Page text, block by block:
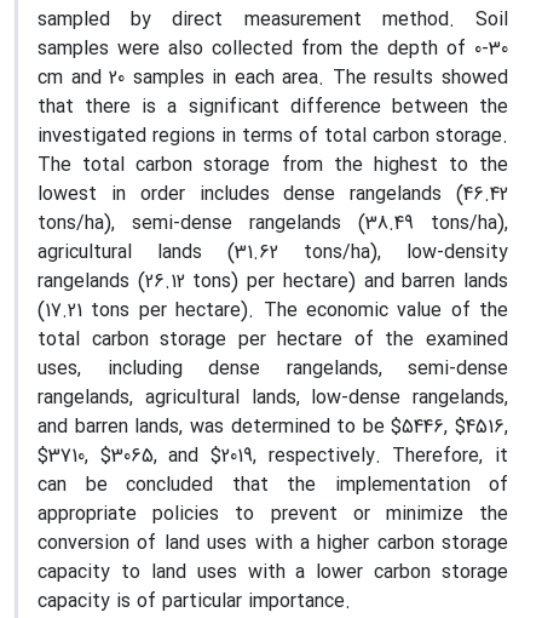
sampled by direct measurement method. Soil
samples were also collected from the depth of 0-30
cm and 20 samples in each area. The results showed
that there is a significant difference between the
investigated regions in terms of total carbon storage.
The total carbon storage from the highest to the
lowest in order includes dense rangelands (46.42
tons/ha), semi-dense rangelands (38.49 tons/ha),
agricultural lands (31.62 tons/ha), low-density
rangelands (26.12 tons) per hectare) and barren lands
(17.21 tons per hectare). The economic value of the
total carbon storage per hectare of the examined
uses, including dense rangelands, semi-dense
rangelands, agricultural lands, low-dense rangelands,
and barren lands, was determined to be $5446, $4516,
$3710, $3065, and $2019, respectively. Therefore, it
can be concluded that the implementation of
appropriate policies to prevent or minimize the
conversion of land uses with a higher carbon storage
capacity to land uses with a lower carbon storage
capacity is of particular importance.